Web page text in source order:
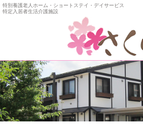
特別養護老人ホーム・ショートステイ・デイサービス
特定入居者生活介護施設